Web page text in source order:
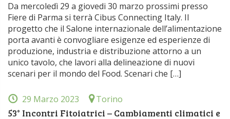
Da mercoledì 29 a giovedi 30 marzo prossimi presso
Fiere di Parma si terrà Cibus Connecting Italy. Il
progetto che il Salone internazionale dell’alimentazione
porta avanti è convogliare esigenze ed esperienze di
produzione, industria e distribuzione attorno a un
unico tavolo, che lavori alla delineazione di nuovi
scenari per il mondo del Food. Scenari che […]
29 Marzo 2023 Torino
53° Incontri Fitoiatrici – Cambiamenti climatici e